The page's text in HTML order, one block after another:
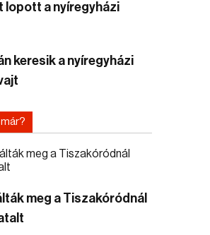
lopott a nyíregyházi
keresik a nyíregyházi
meg a Tiszakóródnál